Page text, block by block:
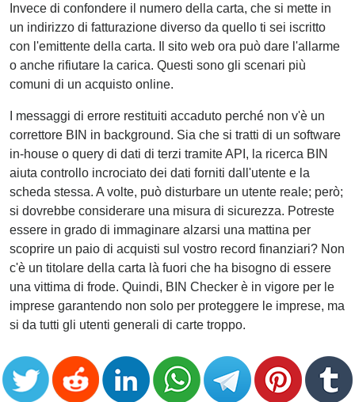
Invece di confondere il numero della carta, che si mette in
un indirizzo di fatturazione diverso da quello ti sei iscritto
con l'emittente della carta. Il sito web ora può dare l'allarme
o anche rifiutare la carica. Questi sono gli scenari più
comuni di un acquisto online.
I messaggi di errore restituiti accaduto perché non v'è un
correttore BIN in background. Sia che si tratti di un software
in-house o query di dati di terzi tramite API, la ricerca BIN
aiuta controllo incrociato dei dati forniti dall'utente e la
scheda stessa. A volte, può disturbare un utente reale; però;
si dovrebbe considerare una misura di sicurezza. Potreste
essere in grado di immaginare alzarsi una mattina per
scoprire un paio di acquisti sul vostro record finanziari? Non
c'è un titolare della carta là fuori che ha bisogno di essere
una vittima di frode. Quindi, BIN Checker è in vigore per le
imprese garantendo non solo per proteggere le imprese, ma
si da tutti gli utenti generali di carte troppo.